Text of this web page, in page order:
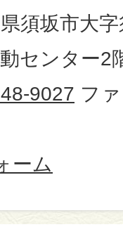
須坂市大
センター2
9027 フ
ーム